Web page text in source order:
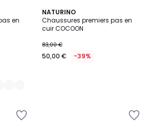
en
NATURINO
Chaussures premiers pas en
cuir COCOON
83,00 €
50,00 € -39%